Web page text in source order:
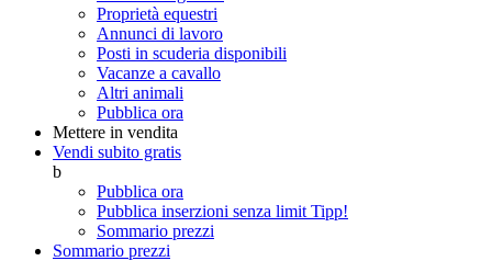
Proprietà equestri
Annunci di lavoro
Posti in scuderia disponibili
Vacanze a cavallo
Altri animali
Pubblica ora
Mettere in vendita
Vendi subito gratis
b
Pubblica ora
Pubblica inserzioni senza limit Tipp!
Sommario prezzi
Sommario prezzi